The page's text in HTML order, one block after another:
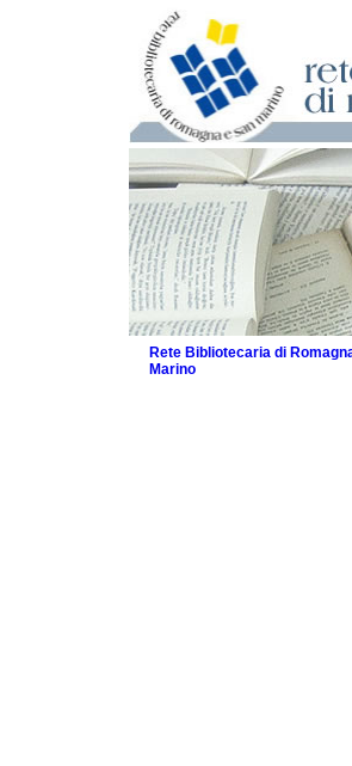
Rete Bibliotecaria di
Marino